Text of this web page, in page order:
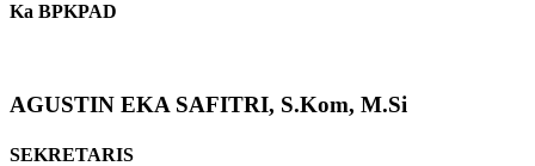
Ka BPKPAD
AGUSTIN EKA SAFITRI, S.Kom, M.Si
SEKRETARIS